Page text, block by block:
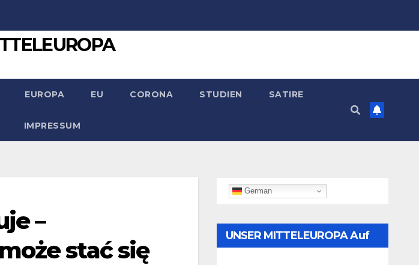
EUROPA EU CORONA STUDIEN SATIRE
IMPRESSUM
–
stać się
German
UNSER MITTELEUROPA Auf